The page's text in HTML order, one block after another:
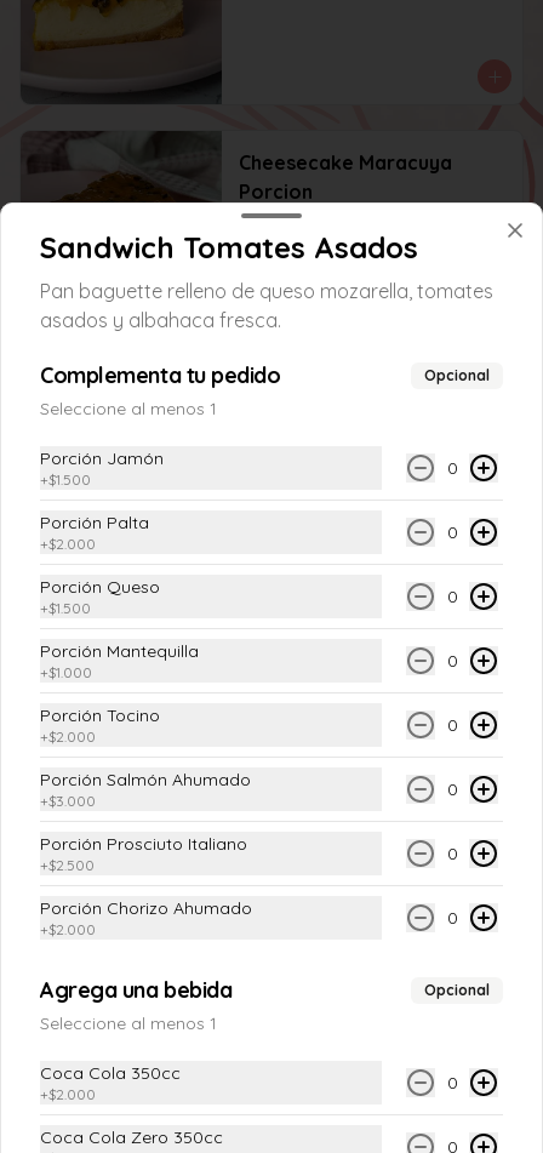
Cheesecake Maracuya
Porcion
Porción de cheesecake estilo Nueva York
con mermelada de maracuya natural.
$6.200
Cheesecake Vasco
Kuchen Frutos Rojos
Tarta de masa crujiente, rellena de frutos
rojos cocidos y cubierta con un clásico
crumble. recomendada para 10
Kuchen Manzana
Tarta crujiente, rellena de manzanas
cocidas con una mezcla de especias y
crema pastelera. recomendada para 10
personas.
especiada, rellena de crema de limón y
cubierta con merengue suizo flameado.
recomendada para 6 personas.
Sandwich Tomates Asados
Pan baguette relleno de queso mozarella, tomates
asados y albahaca fresca.
Complementa tu pedido Opcional
Seleccione al menos 1
Porción Jamón
+$1.500
0
Porción Palta
+$2.000
0
Porción Queso
+$1.500
0
Porción Mantequilla
+$1.000
0
Porción Tocino
+$2.000
0
Porción Salmón Ahumado
+$3.000
0
Porción Prosciuto Italiano
+$2.500
0
Porción Chorizo Ahumado
+$2.000
0
Agrega una bebida Opcional
Seleccione al menos 1
Coca Cola 350cc
+$2.000
0
Coca Cola Zero 350cc 0